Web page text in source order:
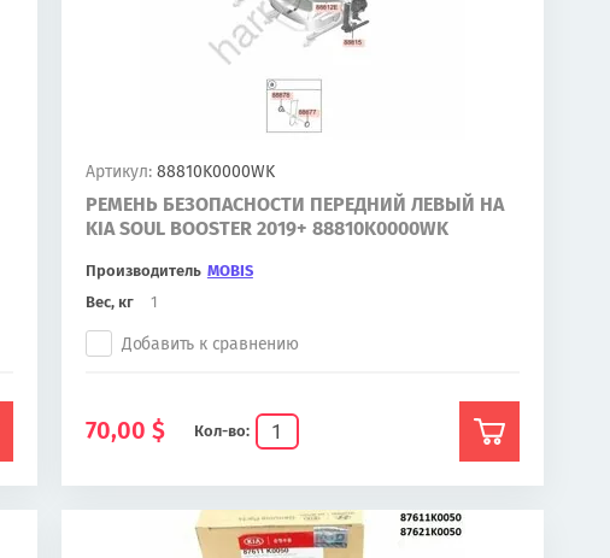
Артикул:88810K0000WK
РЕМЕНЬ БЕЗОПАСНОСТИ ПЕРЕДНИЙ ЛЕВЫЙ НА
KIA SOUL BOOSTER 2019+ 88810K0000WK
Производитель MOBIS
Вес, кг
1
Кол-во:
Добавить к сравнению
70,00 $